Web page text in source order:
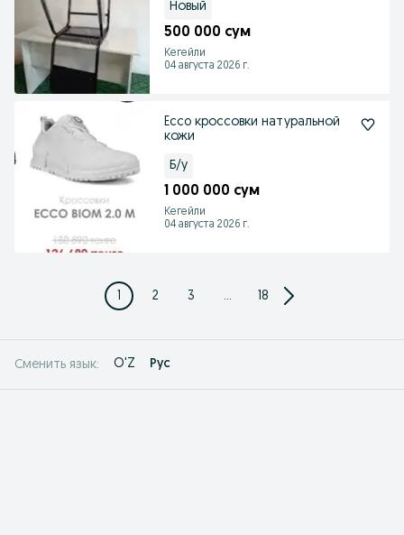
Новый
500 000 сум
Кегейли
04 августа 2026 г.
Ecco кроссовки натуральной
кожи
Б/у
1 000 000 сум
Кегейли
04 августа 2026 г.
1 2 3 ... 18
Сменить язык: O'Z Рус